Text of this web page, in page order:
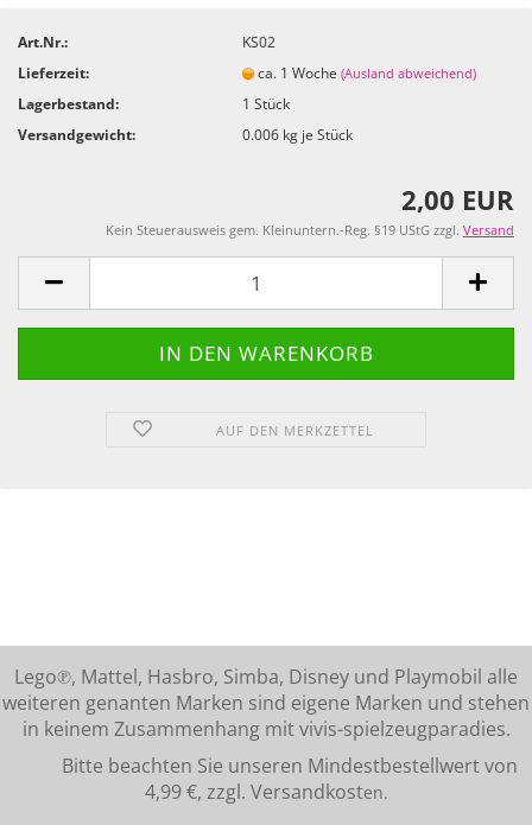
Art.Nr.:
KS02
Lieferzeit:
ca. 1 Woche(Ausland abweichend)
Lagerbestand: 1Stück
Versandgewicht:
0.006 kg je Stück
2,00 EUR
Kein Steuerausweis gem. Kleinuntern.-Reg. §19 UStG zzgl. Versand
AUF DEN MERKZETTEL
Lego℗, Mattel, Hasbro, Simba, Disney und Playmobil alle
weiteren genanten Marken sind eigene Marken und stehen
in keinem Zusammenhang mit vivis-spielzeugparadies.
Bitte beachten Sie unseren Mindestbestellwert von
4,99 €, zzgl. Versandkosten.